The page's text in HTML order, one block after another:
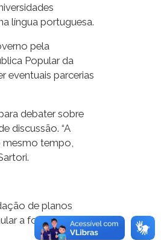
língua portuguesa.
pela
Popular da
eventuais parcerias
debater sobre
discussão. “A
tempo,
de planos
a formação de